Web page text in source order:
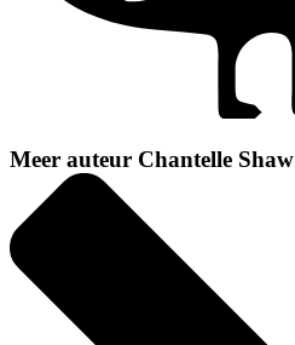
Meer auteur Chantelle Shaw